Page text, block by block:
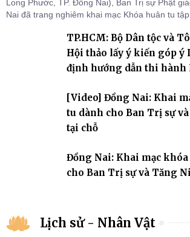
Long Phước, TP. Đồng Nai), Ban Trị sự Phật
Nai đã trang nghiêm khai mạc Khóa huân tu
chỗ khu vực VII, VIII và trường hạ chùa Quốc
TP.HCM: Bộ Dân tộc và
Hội thảo lấy ý kiến góp ý
định hướng dẫn thi hành
[Video] Đồng Nai: Khai
tu dành cho Ban Trị sự
tại chỗ
Đồng Nai: Khai mạc
cho Ban Trị sự và Tăng
Lịch sử - Nhân Vật